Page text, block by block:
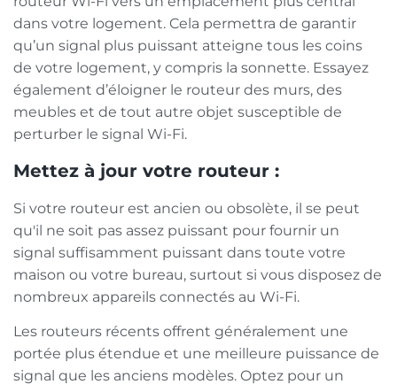
dans votre logement. Cela permettra de garantir
qu’un signal plus puissant atteigne tous les coins
de votre logement, y compris la sonnette. Essayez
également d’éloigner le routeur des murs, des
meubles et de tout autre objet susceptible de
perturber le signal Wi-Fi.
Mettez à jour votre routeur :
Si votre routeur est ancien ou obsolète, il se peut
qu'il ne soit pas assez puissant pour fournir un
signal suffisamment puissant dans toute votre
maison ou votre bureau, surtout si vous disposez de
nombreux appareils connectés au Wi-Fi.
Les routeurs récents offrent généralement une
portée plus étendue et une meilleure puissance de
signal que les anciens modèles. Optez pour un